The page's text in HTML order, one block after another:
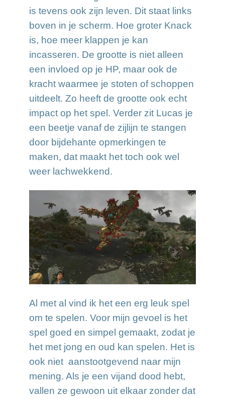
is tevens ook zijn leven. Dit staat links
boven in je scherm. Hoe groter Knack
is, hoe meer klappen je kan
incasseren. De grootte is niet alleen
een invloed op je HP, maar ook de
kracht waarmee je stoten of schoppen
uitdeelt. Zo heeft de grootte ook echt
impact op het spel. Verder zit Lucas je
een beetje vanaf de zijlijn te stangen
door bijdehante opmerkingen te
maken, dat maakt het toch ook wel
weer lachwekkend.
Al met al vind ik het een erg leuk spel
om te spelen. Voor mijn gevoel is het
spel goed en simpel gemaakt, zodat je
het met jong en oud kan spelen. Het is
ook niet aanstootgevend naar mijn
mening. Als je een vijand dood hebt,
vallen ze gewoon uit elkaar zonder dat